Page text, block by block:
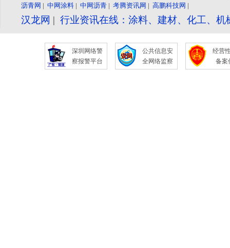
沥青网 | 中网涂料 | 中网沥青 | 考腾资讯网 | 高鹏科技网 |
汉龙网 | 行业资讯在线：涂料、建材、化工、
深圳网络警
察报警平台
公共信息安
全网络监察
经营
备案